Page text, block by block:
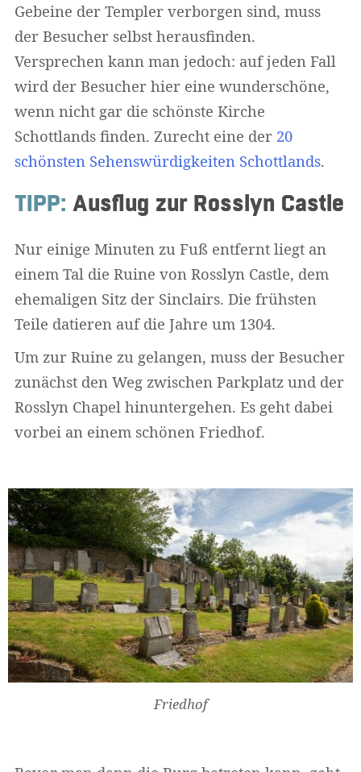
Gebeine der Templer verborgen sind, muss
der Besucher selbst herausfinden.
Versprechen kann man jedoch: auf jeden Fall
wird der Besucher hier eine wunderschöne,
wenn nicht gar die schönste Kirche
Schottlands finden. Zurecht eine der 20
schönsten Sehenswürdigkeiten Schottlands.
TIPP: Ausflug zur Rosslyn Castle
Nur einige Minuten zu Fuß entfernt liegt an
einem Tal die Ruine von Rosslyn Castle, dem
ehemaligen Sitz der Sinclairs. Die frühsten
Teile datieren auf die Jahre um 1304.
Um zur Ruine zu gelangen, muss der Besucher
zunächst den Weg zwischen Parkplatz und der
Rosslyn Chapel hinuntergehen. Es geht dabei
vorbei an einem schönen Friedhof.
Friedhof
Widerrufsformular